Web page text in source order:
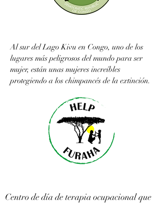
Al sur del Lago Kivu en Congo, uno de los
lugares más peligrosos del mundo para ser
mujer, están unas mujeres increíbles
protegiendo a los chimpancés de la extinción.
Centro de día de terapia ocupacional que